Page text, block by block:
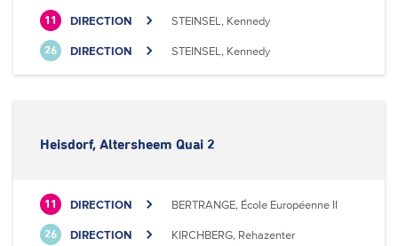
11 DIRECTION STEINSEL, Kennedy
26 DIRECTION STEINSEL, Kennedy
Heisdorf, Altersheem Quai 2
11 DIRECTION BERTRANGE, École Européenne II
26 DIRECTION KIRCHBERG, Rehazenter